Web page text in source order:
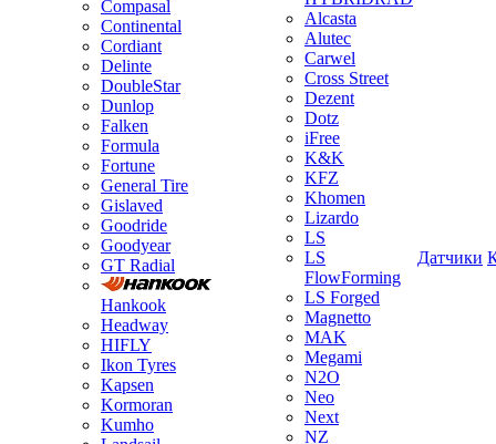
Compasal
Continental
Cordiant
Delinte
DoubleStar
Dunlop
Falken
Formula
Fortune
General Tire
Gislaved
Goodride
Goodyear
GT Radial
Hankook
Headway
HIFLY
Ikon Tyres
Kapsen
Kormoran
Kumho
Alcasta
Alutec
Carwel
Cross Street
Dezent
Dotz
iFree
K&K
KFZ
Khomen
Lizardo
LS
LS
FlowForming
LS Forged
Magnetto
MAK
Megami
N2O
Neo
Next
NZ
Датчики